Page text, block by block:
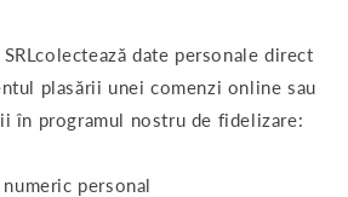
SRLcolectează date personale direct
plasării unei comenzi online sau
în programul nostru de fidelizare:
personal